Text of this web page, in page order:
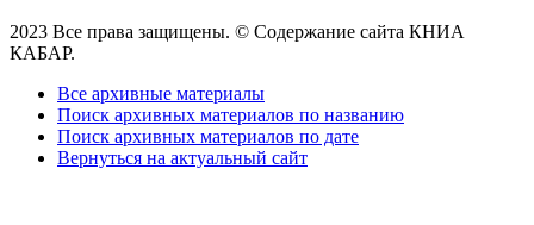
2023 Все права защищены. © Содержание сайта КНИА
КАБАР.
Все архивные материалы
Поиск архивных материалов по названию
Поиск архивных материалов по дате
Вернуться на актуальный сайт